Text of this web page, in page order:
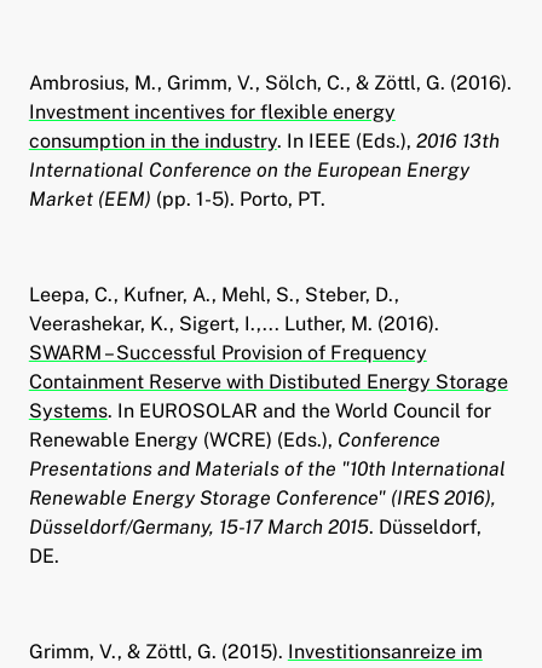
Ambrosius, M., Grimm, V., Sölch, C., & Zöttl, G. (2016).
Investment incentives for flexible energy
consumption in the industry. In IEEE (Eds.), 2016 13th
International Conference on the European Energy
Market (EEM) (pp. 1-5). Porto, PT.
Leepa, C., Kufner, A., Mehl, S., Steber, D.,
Veerashekar, K., Sigert, I.,... Luther, M. (2016).
SWARM – Successful Provision of Frequency
Containment Reserve with Distibuted Energy Storage
Systems. In EUROSOLAR and the World Council for
Renewable Energy (WCRE) (Eds.), Conference
Presentations and Materials of the "10th International
Renewable Energy Storage Conference" (IRES 2016),
Düsseldorf/Germany, 15-17 March 2015. Düsseldorf,
DE.
Grimm, V., & Zöttl, G. (2015). Investitionsanreize im